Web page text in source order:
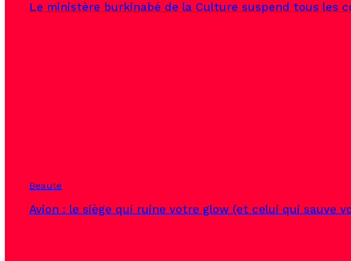
Le ministère burkinabé de la Culture suspend tous les
Beauté
Avion : le siège qui ruine votre glow (et celui qui sauve